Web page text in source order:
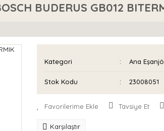
BUDERUS GB012
Kategori Ana
Stok Kodu 23008051
Tavsiye Et
Karşılaştır